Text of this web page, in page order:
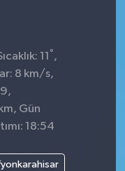
11 ° ,
8 km/s,
Gün
18:54